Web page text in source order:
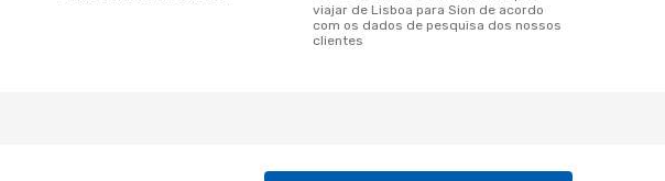
viajar de Lisboa para Sion de acordo
com os dados de pesquisa dos nossos
clientes